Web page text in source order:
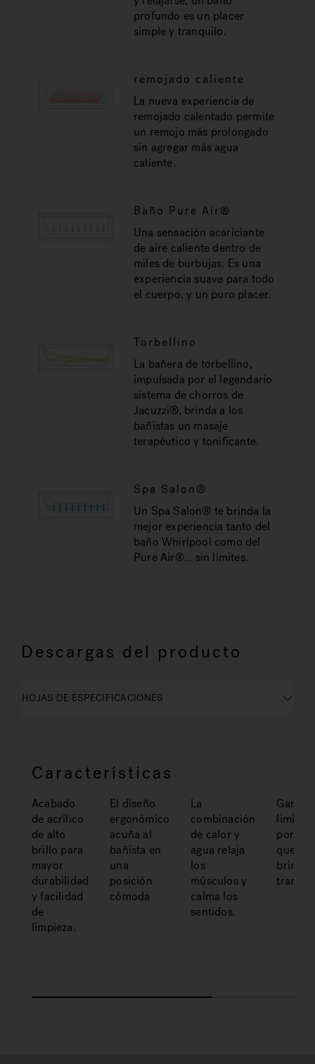
profundo es un placer
simple y tranquilo.
remojado caliente
La nueva experiencia de
remojado calentado permite
un remojo más prolongado
sin agregar más agua
caliente.
Baño Pure Air®
Una sensación acariciante
de aire caliente dentro de
miles de burbujas. Es una
experiencia suave para todo
el cuerpo, y un puro placer.
Torbellino
La bañera de torbellino,
impulsada por el legendario
sistema de chorros de
Jacuzzi®, brinda a los
bañistas un masaje
terapéutico y tonificante.
Spa Salon®
Un Spa Salon® te brinda la
mejor experiencia tanto del
baño Whirlpool como del
Pure Air®... sin límites.
Descargas del producto
HOJAS DE ESPECIFICACIONES
Características
Acabado
de acrílico
de alto
brillo para
mayor
durabilidad
y facilidad
de
limpieza.
El diseño
ergonómico
acuña al
bañista en
una
posición
cómoda
La
combinación
de calor y
agua relaja
los
músculos y
calma los
sentidos.
por
que le
brinda